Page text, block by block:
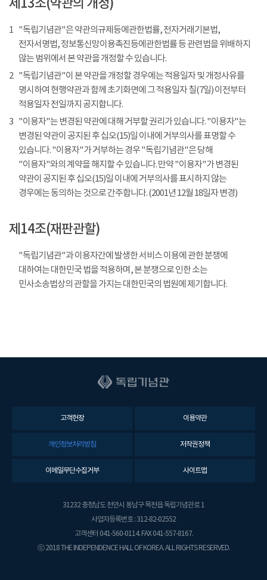
제13조(약관의 개정)
1 "독립기념관"은 약관의규제등에관한법률, 전자거래기본법,
전자서명법, 정보통신망이용촉진등에관한법률 등 관련법을 위배하지
않는 범위에서 본 약관을 개정할 수 있습니다.
2 "독립기념관"이 본 약관을 개정할 경우에는 적용일자 및 개정사유를
명시하여 현행약관과 함께 초기화면에 그 적용일자 칠(7일) 이전부터
적용일자 전일까지 공지합니다.
3 "이용자"는 변경된 약관에 대해 거부할 권리가 있습니다. "이용자"는
변경된 약관이 공지된 후 십오(15)일 이내에 거부의사를 표명할 수
있습니다. "이용자"가 거부하는 경우 "독립기념관"은 당해
"이용자"와의 계약을 해지할 수 있습니다. 만약 "이용자"가 변경된
약관이 공지된 후 십오(15)일 이내에 거부의사를 표시하지 않는
경우에는 동의하는 것으로 간주합니다. (2001년 12월 18일자 변경)
제14조(재판관할)
"독립기념관"과 이용자간에 발생한 서비스 이용에 관한 분쟁에
대하여는 대한민국 법을 적용하며, 본 분쟁으로 인한 소는
민사소송법상의 관할을 가지는 대한민국의 법원에 제기합니다.
고객헌장 이용약관
개인정보처리방침 저작권정책
이메일무단수집거부 사이트맵
31232 충청남도 천안시 동남구 목천읍 독립기념관로 1
사업자등록번호 : 312-82-02552
고객센터 041-560-0114. FAX 041-557-8167.
ⓒ 2018 THE INDEPENDENCE HALL OF KOREA. ALL RIGHTS RESERVED.